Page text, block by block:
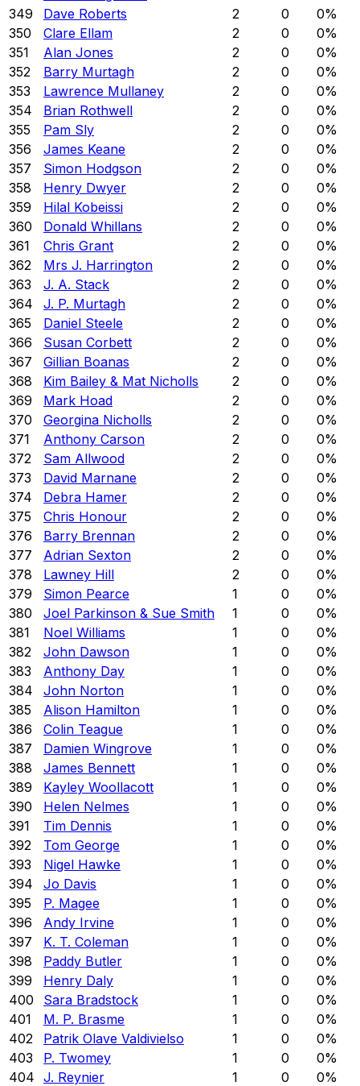
349
Dave Roberts 2 0 0%
350
Clare Ellam 2 0 0%
351
Alan Jones 2 0 0%
352
Barry Murtagh 2 0 0%
353
Lawrence Mullaney 2 0 0%
354
Brian Rothwell 2 0 0%
355
Pam Sly 2 0 0%
356
James Keane 2 0 0%
357
Simon Hodgson 2 0 0%
358
Henry Dwyer 2 0 0%
359
Hilal Kobeissi 2 0 0%
360
Donald Whillans 2 0 0%
361
Chris Grant 2 0 0%
362
Mrs J. Harrington 2 0 0%
363
J. A. Stack 2 0 0%
364
J. P. Murtagh 2 0 0%
365
Daniel Steele 2 0 0%
366
Susan Corbett 2 0 0%
367
Gillian Boanas 2 0 0%
368
Kim Bailey & Mat Nicholls 2 0 0%
369
Mark Hoad 2 0 0%
370
Georgina Nicholls 2 0 0%
371
Anthony Carson 2 0 0%
372
Sam Allwood 2 0 0%
373
David Marnane 2 0 0%
374
Debra Hamer 2 0 0%
375
Chris Honour 2 0 0%
376
Barry Brennan 2 0 0%
377
Adrian Sexton 2 0 0%
378
Lawney Hill 2 0 0%
379
Simon Pearce 1 0 0%
380
Joel Parkinson & Sue Smith 1 0 0%
381
Noel Williams 1 0 0%
382
John Dawson 1 0 0%
383
Anthony Day 1 0 0%
384
John Norton 1 0 0%
385
Alison Hamilton 1 0 0%
386
Colin Teague 1 0 0%
387
Damien Wingrove 1 0 0%
388
James Bennett 1 0 0%
389
Kayley Woollacott 1 0 0%
390
Helen Nelmes 1 0 0%
391
Tim Dennis 1 0 0%
392
Tom George 1 0 0%
393
Nigel Hawke 1 0 0%
394
Jo Davis 1 0 0%
395
P. Magee 1 0 0%
396
Andy Irvine 1 0 0%
397
K. T. Coleman 1 0 0%
398
Paddy Butler 1 0 0%
399
Henry Daly 1 0 0%
400
Sara Bradstock 1 0 0%
401
M. P. Brasme 1 0 0%
402
Patrik Olave Valdivielso 1 0 0%
403
P. Twomey 1 0 0%
404 J. Reynier 1 0 0%